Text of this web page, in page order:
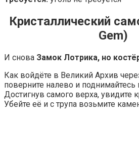
Кристаллический
Gem)
И снова Замок Лотрика, но
Как войдёте в Великий Архив
поверните налево и поднимайтесь
Достигнув самого верха, увидите
Убейте её и с трупа возьмите